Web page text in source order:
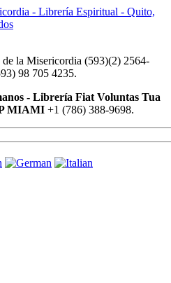
(593)(2) 2564-
98 705 4235.
MIAMI +1 (786) 388-9698.